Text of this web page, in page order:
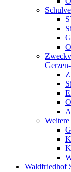
Waldfriedhof